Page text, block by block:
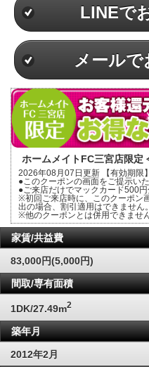
LINEで
メールで
ホームメイトFC三宮店限定
2026年08月07日更新 【有効期限
●このクーポンの画面をご提示い
●ご来店だけでマックカード500円
※初回ご来店時に、このクーポン
出の場合、割引適用はできません。
※他のクーポンとは併用できません
家賃/共益費
83,000円(5,000円)
間取/専有面積
1DK/27.49m2
築年月
2012年2月